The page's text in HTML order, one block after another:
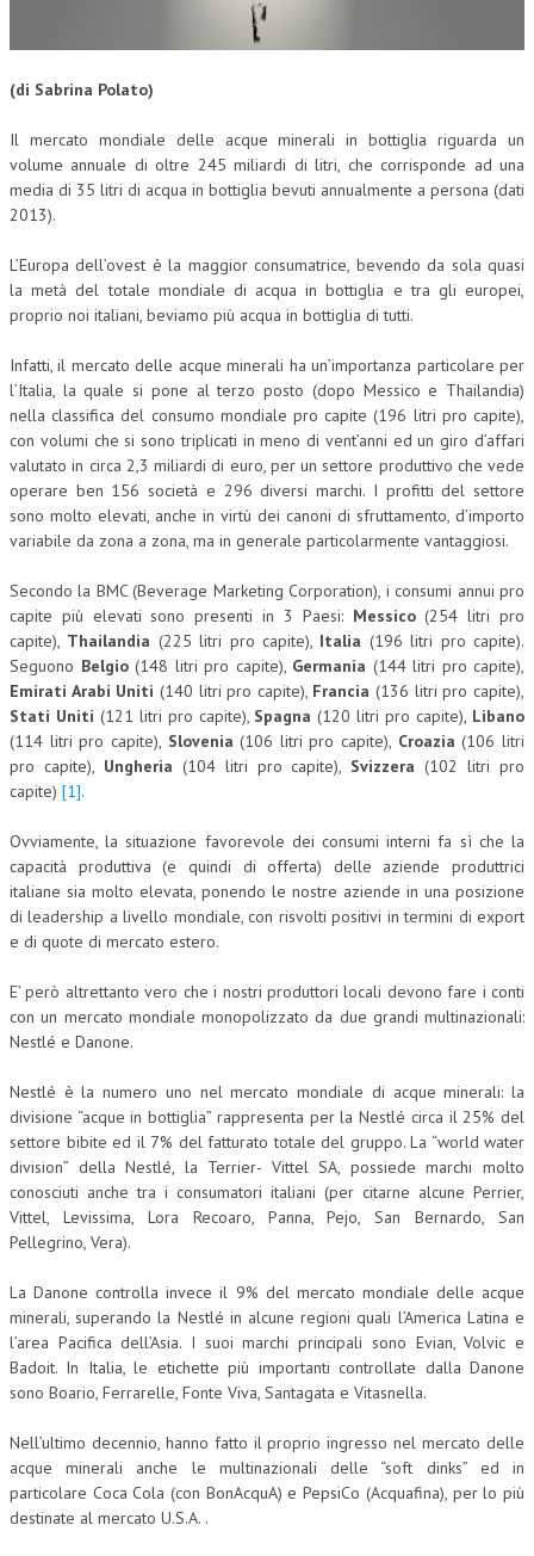
BROCHURE CE.S.E.D.
LA RIVISTA
LA RIVISTA
COMITATO SCIENTIFICO
COMITATO EDITORIALE
REDAZIONE
PEER REVIEW
CODICE ETICO
AUTORI
ECONOMIA
CORPORATE SOCIAL RESPONSIBILITY
ECONOMIA DELL’ARTE
INTERNAZIONALIZZAZIONE
HUMAN RESOURCES
RISORSE UMANE
MARKETING
TREASURY IN FINANCIAL SERVICES
SVILUPPO SOSTENIBILE
L’UMANISTA
DIRITTO
DIRITTO PENALE D’IMPRESA
DIRITTO DEL LAVORO
DIRITTO DEL WEB
DIRITTO DELLE IMPRESE IN CRISI
CRIMINOLOGIA E CRIMINALISTICA
FISCO
DIRITTO TRIBUTARIO
(di Sabrina Polato)
Il mercato mondiale delle acque minerali in bottiglia riguarda un
volume annuale di oltre 245 miliardi di litri, che corrisponde ad una
media di 35 litri di acqua in bottiglia bevuti annualmente a persona (dati
2013).
L’Europa dell’ovest è la maggior consumatrice, bevendo da sola quasi
la metà del totale mondiale di acqua in bottiglia e tra gli europei,
proprio noi italiani, beviamo più acqua in bottiglia di tutti.
Infatti, il mercato delle acque minerali ha un’importanza particolare per
l’Italia, la quale si pone al terzo posto (dopo Messico e Thailandia)
nella classifica del consumo mondiale pro capite (196 litri pro capite),
con volumi che si sono triplicati in meno di vent’anni ed un giro d’affari
valutato in circa 2,3 miliardi di euro, per un settore produttivo che vede
operare ben 156 società e 296 diversi marchi. I profitti del settore
sono molto elevati, anche in virtù dei canoni di sfruttamento, d’importo
variabile da zona a zona, ma in generale particolarmente vantaggiosi.
Secondo la BMC (Beverage Marketing Corporation), i consumi annui pro
capite più elevati sono presenti in 3 Paesi: Messico(254 litri pro
capite), Thailandia (225 litri pro capite), Italia (196 litri pro capite).
Seguono Belgio(148 litri pro capite), Germania (144 litri pro capite),
Emirati Arabi Uniti (140 litri pro capite), Francia (136 litri pro capite),
Stati Uniti (121 litri pro capite), Spagna (120 litri pro capite), Libano
(114 litri pro capite), Slovenia (106 litri pro capite), Croazia (106 litri
pro capite), Ungheria (104 litri pro capite), Svizzera (102 litri pro
capite) [1].
Ovviamente, la situazione favorevole dei consumi interni fa sì che la
capacità produttiva (e quindi di offerta) delle aziende produttrici
italiane sia molto elevata, ponendo le nostre aziende in una posizione
di leadership a livello mondiale, con risvolti positivi in termini di export
e di quote di mercato estero.
E’ però altrettanto vero che i nostri produttori locali devono fare i conti
con un mercato mondiale monopolizzato da due grandi multinazionali:
Nestlé e Danone.
Nestlé è la numero uno nel mercato mondiale di acque minerali: la
divisione “acque in bottiglia” rappresenta per la Nestlé circa il 25% del
settore bibite ed il 7% del fatturato totale del gruppo. La “world water
division” della Nestlé, la Terrier- Vittel SA, possiede marchi molto
conosciuti anche tra i consumatori italiani (per citarne alcune Perrier,
Vittel, Levissima, Lora Recoaro, Panna, Pejo, San Bernardo, San
Pellegrino, Vera).
La Danone controlla invece il 9% del mercato mondiale delle acque
minerali, superando la Nestlé in alcune regioni quali l’America Latina e
l’area Pacifica dell’Asia. I suoi marchi principali sono Evian, Volvic e
Badoit. In Italia, le etichette più importanti controllate dalla Danone
sono Boario, Ferrarelle, Fonte Viva, Santagata e Vitasnella.
Nell’ultimo decennio, hanno fatto il proprio ingresso nel mercato delle
acque minerali anche le multinazionali delle “soft dinks” ed in
particolare Coca Cola (con BonAcquA) e PepsiCo (Acquafina), per lo più
destinate al mercato U.S.A. .